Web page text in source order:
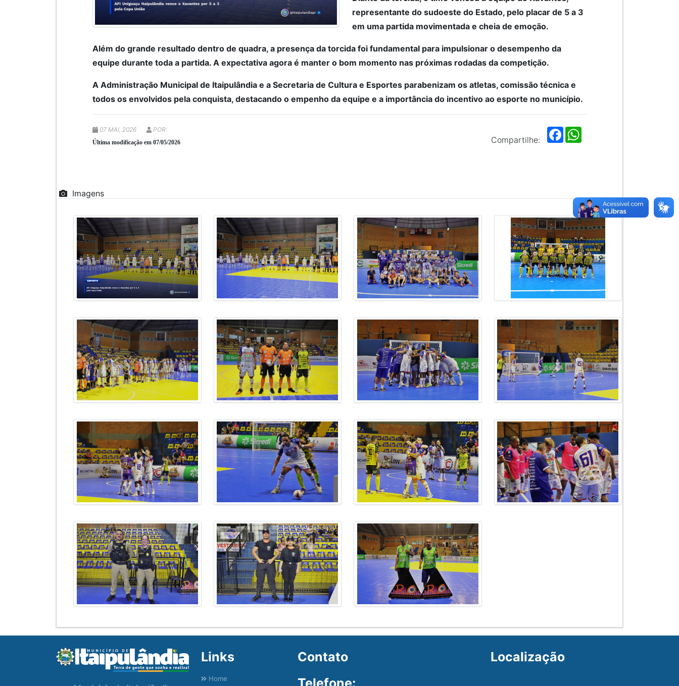
representante do sudoeste do Estado, pelo placar de 5 a 3
em uma partida movimentada e cheia de emoção.
Além do grande resultado dentro de quadra, a presença da torcida foi fundamental para impulsionar o desempenho da
equipe durante toda a partida. A expectativa agora é manter o bom momento nas próximas rodadas da competição.
A Administração Municipal de Itaipulândia e a Secretaria de Cultura e Esportes parabenizam os atletas, comissão técnica e
todos os envolvidos pela conquista, destacando o empenho da equipe e a importância do incentivo ao esporte no município.
Compartilhe:
F
a
07 MAI, 2026 POR:
Última modificação em 07/05/2026
Imagens
Links
Home
Contato
Telefone:
Localização